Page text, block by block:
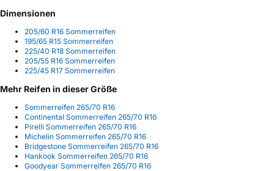
Dimensionen
205/60 R16 Sommerreifen
195/65 R15 Sommerreifen
225/40 R18 Sommerreifen
205/55 R16 Sommerreifen
225/45 R17 Sommerreifen
Mehr Reifen in dieser Größe
Sommerreifen 265/70 R16
Continental Sommerreifen 265/70 R16
Pirelli Sommerreifen 265/70 R16
Michelin Sommerreifen 265/70 R16
Bridgestone Sommerreifen 265/70 R16
Hankook Sommerreifen 265/70 R16
Goodyear Sommerreifen 265/70 R16